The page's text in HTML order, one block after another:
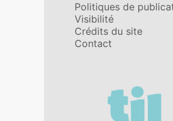
Politiques de
Visibilité
Crédits du site
Contact
Affiliations/